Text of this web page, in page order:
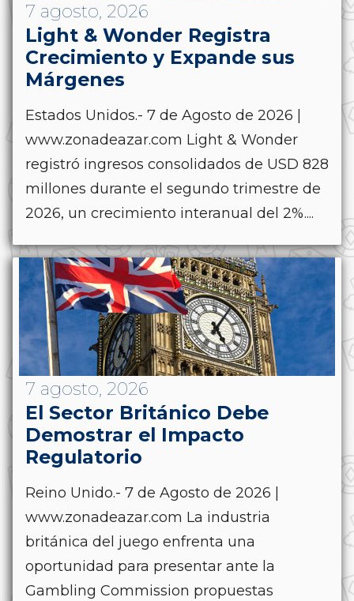
7 agosto, 2026
Light & Wonder Registra
Crecimiento y Expande sus
Márgenes
Estados Unidos.- 7 de Agosto de 2026 |
www.zonadeazar.com Light & Wonder
registró ingresos consolidados de USD 828
millones durante el segundo trimestre de
2026, un crecimiento interanual del 2%....
7 agosto, 2026
El Sector Británico Debe
Demostrar el Impacto
Regulatorio
Reino Unido.- 7 de Agosto de 2026 |
www.zonadeazar.com La industria
británica del juego enfrenta una
oportunidad para presentar ante la
Gambling Commission propuestas